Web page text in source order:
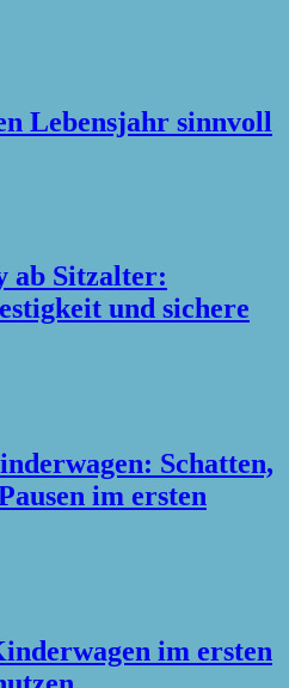
Lebensjahr sinnvoll
ab Sitzalter:
und sichere
Schatten,
im ersten
im ersten